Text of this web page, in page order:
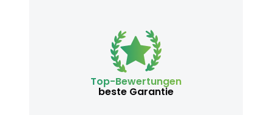
Top-Bewertungen
beste Garantie